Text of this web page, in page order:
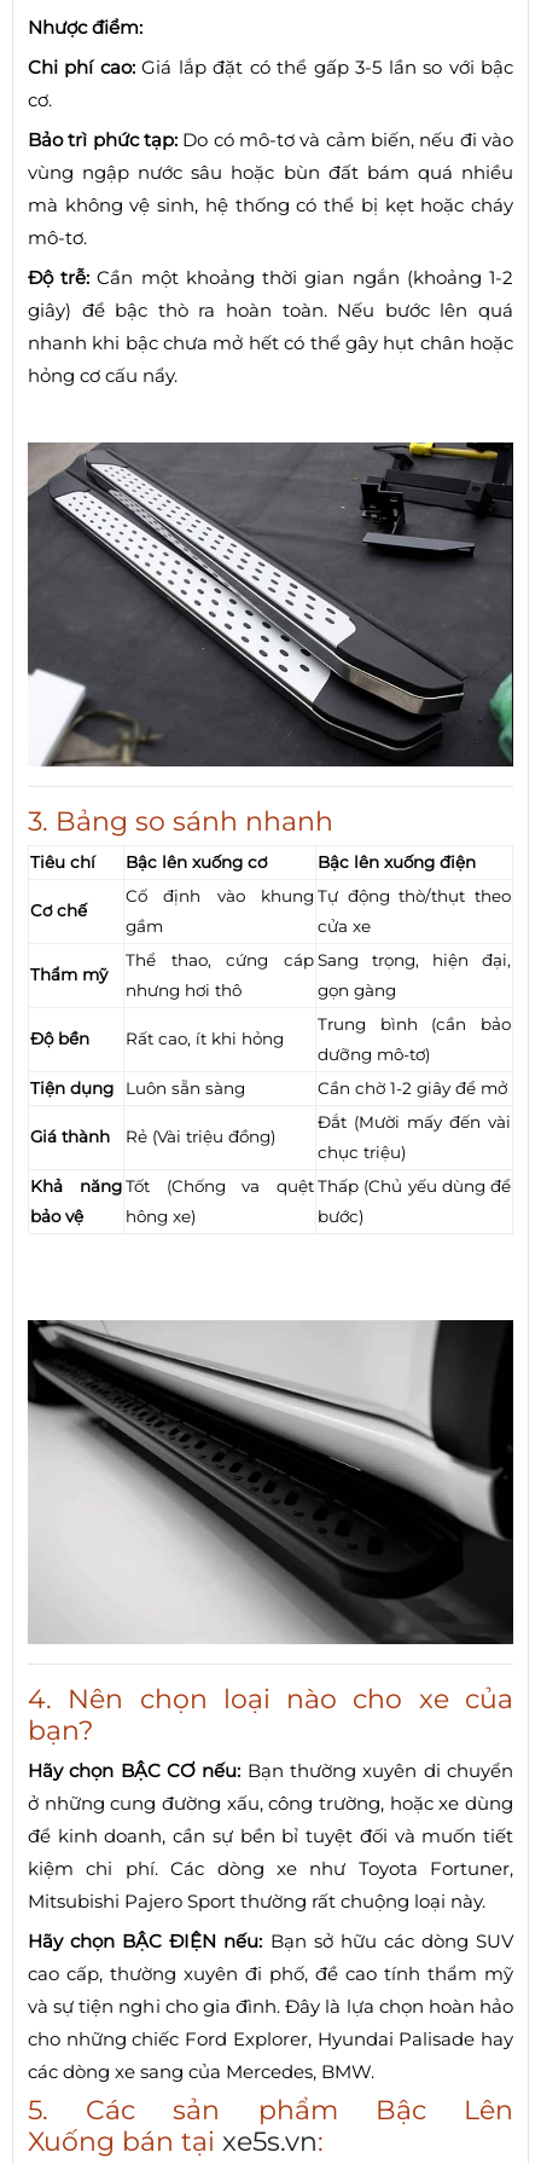
Nhược điểm:
Chi phí cao:Giá lắp đặt có thể gấp 3-5 lần so với bậc
cơ.
Bảo trì phức tạp: Do có mô-tơ và cảm biến, nếu đi vào
vùng ngập nước sâu hoặc bùn đất bám quá nhiều
mà không vệ sinh, hệ thống có thể bị kẹt hoặc cháy
mô-tơ.
Độ trễ: Cần một khoảng thời gian ngắn (khoảng 1-2
giây) để bậc thò ra hoàn toàn. Nếu bước lên quá
nhanh khi bậc chưa mở hết có thể gây hụt chân hoặc
hỏng cơ cấu nẩy.
3. Bảng so sánh nhanh
Tiêu chí Bậc lên xuống cơ Bậc lên xuống điện
Cơ chế
Cố định vào khung
gầm
Tự động thò/thụt theo
cửa xe
Thẩm mỹ
Thể thao, cứng cáp
nhưng hơi thô
Sang trọng, hiện đại,
gọn gàng
Độ bền Rất cao, ít khi hỏng
Trung bình (cần bảo
dưỡng mô-tơ)
Tiện dụng
Luôn sẵn sàng Cần chờ 1-2 giây để mở
Giá thành Rẻ (Vài triệu đồng)
Đắt (Mười mấy đến vài
chục triệu)
Khả năng
bảo vệ
Tốt (Chống va quệt
hông xe)
Thấp (Chủ yếu dùng để
bước)
4. Nên chọn loại nào cho xe của
bạn?
Hãy chọn BẬC CƠ nếu: Bạn thường xuyên di chuyển
ở những cung đường xấu, công trường, hoặc xe dùng
để kinh doanh, cần sự bền bỉ tuyệt đối và muốn tiết
kiệm chi phí. Các dòng xe như Toyota Fortuner,
Mitsubishi Pajero Sport thường rất chuộng loại này.
Hãy chọn BẬC ĐIỆN nếu: Bạn sở hữu các dòng SUV
cao cấp, thường xuyên đi phố, đề cao tính thẩm mỹ
và sự tiện nghi cho gia đình. Đây là lựa chọn hoàn hảo
cho những chiếc Ford Explorer, Hyundai Palisade hay
các dòng xe sang của Mercedes, BMW.
5. Các sản phẩm Bậc Lên
Xuống bán tại xe5s.vn: